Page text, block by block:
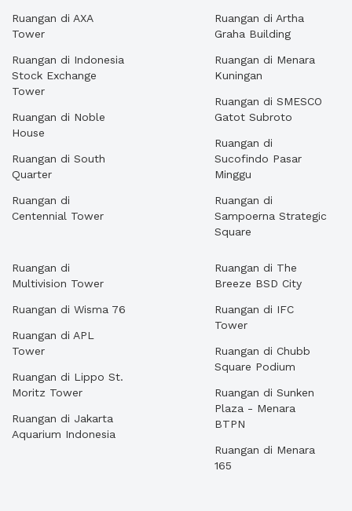
Ruangan di AXA
Tower
Ruangan di Indonesia
Stock Exchange
Tower
Ruangan di Noble
House
Ruangan di South
Quarter
Ruangan di
Centennial Tower
Ruangan di Artha
Graha Building
Ruangan di Menara
Kuningan
Ruangan di SMESCO
Gatot Subroto
Ruangan di
Sucofindo Pasar
Minggu
Ruangan di
Sampoerna Strategic
Square
Ruangan di
Multivision Tower
Ruangan di Wisma 76
Ruangan di APL
Tower
Ruangan di Lippo St.
Moritz Tower
Ruangan di Jakarta
Aquarium Indonesia
Ruangan di The
Breeze BSD City
Ruangan di IFC
Tower
Ruangan di Chubb
Square Podium
Ruangan di Sunken
Plaza - Menara
BTPN
Ruangan di Menara
165